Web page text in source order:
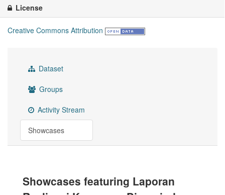
License
Creative Commons Attribution
Dataset
Groups
Activity Stream
Showcases
Showcases featuring Laporan